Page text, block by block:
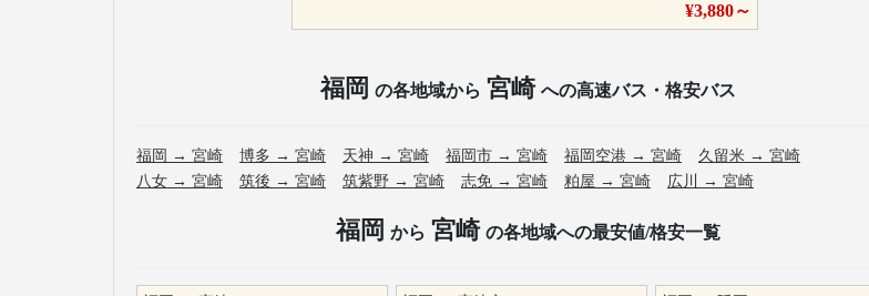
¥3,880～
福岡 の各地域から 宮崎 への高速バス・格安バス
福岡 → 宮崎 博多 → 宮崎 天神 → 宮崎 福岡市 → 宮崎 福岡空港 → 宮崎 久留米 → 宮崎
八女 → 宮崎 筑後 → 宮崎 筑紫野 → 宮崎 志免 → 宮崎 粕屋 → 宮崎 広川 → 宮崎
福岡 から 宮崎 の各地域への最安値/格安一覧